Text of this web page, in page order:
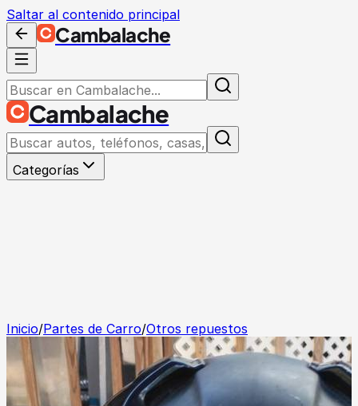
Saltar al contenido principal
Cambalache
Cambalache
Categorías
Inicio/Partes de Carro/Otros repuestos